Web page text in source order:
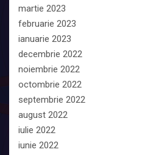
martie 2023
februarie 2023
ianuarie 2023
decembrie 2022
noiembrie 2022
octombrie 2022
septembrie 2022
august 2022
iulie 2022
iunie 2022